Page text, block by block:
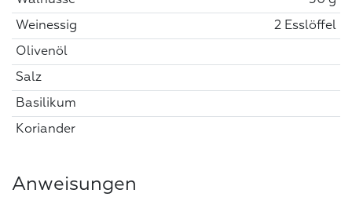
Weinessig 2 Esslöffel
Olivenöl
Salz
Basilikum
Koriander
Anweisungen